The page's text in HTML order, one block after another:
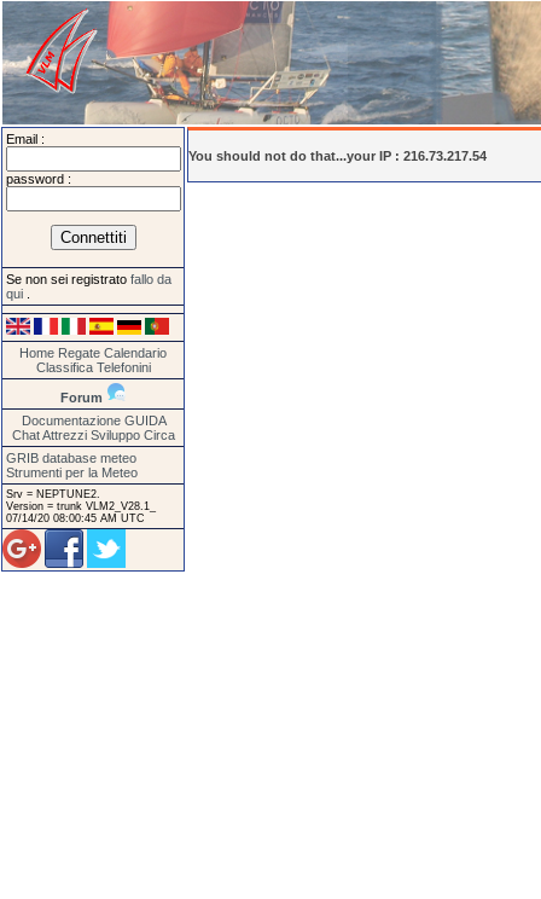
Email :
password :
Se non sei registrato fallo da
qui
Home Regate Calendario
Classifica Telefonini
Forum
Documentazione GUIDA
Chat Attrezzi Sviluppo Circa
GRIB database meteo
Strumenti per la Meteo
Srv = NEPTUNE2.
Version = trunk VLM2_V28.1_
07/14/20 08:00:45 AM UTC
You should not do that...your IP : 216.73.217.54